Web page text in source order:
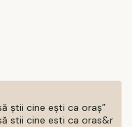
știi cine ești ca oraș”
stii cine esti ca oras&r